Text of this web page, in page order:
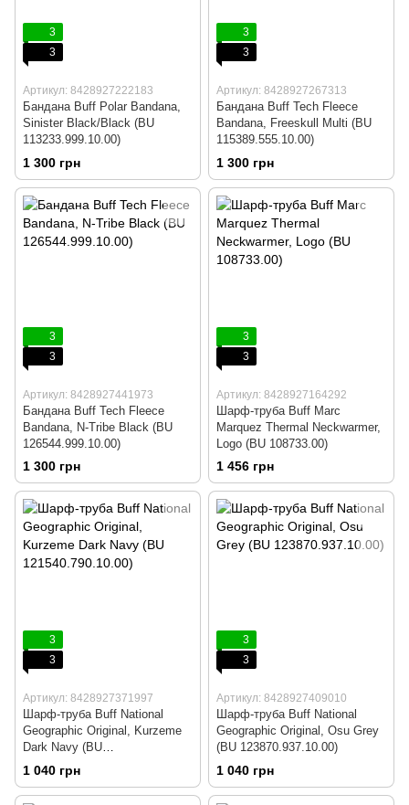
3
3
Артикул: 8428927222183
Бандана Buff Polar Bandana,
Sinister Black/Black (BU
113233.999.10.00)
1 300 грн
3
3
Артикул: 8428927267313
Бандана Buff Tech Fleece
Bandana, Freeskull Multi (BU
115389.555.10.00)
1 300 грн
3
3
Артикул: 8428927441973
Бандана Buff Tech Fleece
Bandana, N-Tribe Black (BU
126544.999.10.00)
1 300 грн
3
3
Артикул: 8428927164292
Шарф-труба Buff Marc
Marquez Thermal Neckwarmer,
Logo (BU 108733.00)
1 456 грн
3
3
Артикул: 8428927371997
Шарф-труба Buff National
Geographic Original, Kurzeme
Dark Navy (BU
121540.790.10.00)
1 040 грн
3
3
Артикул: 8428927409010
Шарф-труба Buff National
Geographic Original, Osu Grey
(BU 123870.937.10.00)
1 040 грн